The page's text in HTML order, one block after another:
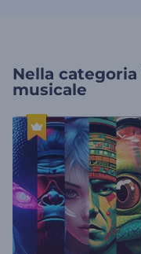
Nella categoria
musicale